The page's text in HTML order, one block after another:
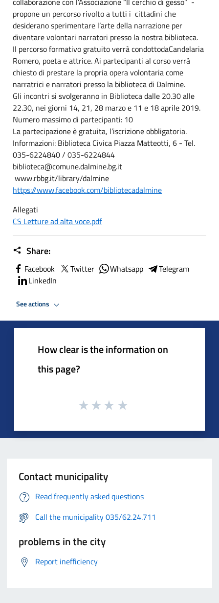
propone un percorso rivolto a tutti i cittadini che
desiderano sperimentare l’arte della narrazione per
diventare volontari narratori presso la nostra biblioteca.
Il percorso formativo gratuito verrà condottodaCandelaria
Romero, poeta e attrice. Ai partecipanti al corso verrà
chiesto di prestare la propria opera volontaria come
narratrici e narratori presso la biblioteca di Dalmine.
Gli incontri si svolgeranno in Biblioteca dalle 20.30 alle
22.30, nei giorni 14, 21, 28 marzo e 11 e 18 aprile 2019.
Numero massimo di partecipanti: 10
La partecipazione è gratuita, l’iscrizione obbligatoria.
Informazioni: Biblioteca Civica Piazza Matteotti, 6 - Tel.
035-6224840 / 035-6224844
biblioteca@comune.dalmine.bg.it
www.rbbg.it/library/dalmine
https://www.facebook.com/bibliotecadalmine
Allegati
CS Letture ad alta voce.pdf
Share:
Facebook Twitter Whatsapp
Telegram
LinkedIn
See actions
How clear is the information on
this page?
Contact municipality
Read frequently asked questions
Call the municipality 035/62.24.711
problems in the city
Report inefficiency